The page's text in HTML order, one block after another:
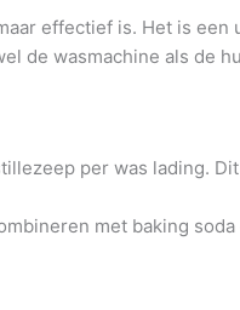
effectief is. Het is een
de wasmachine als de
per was lading.
met baking soda